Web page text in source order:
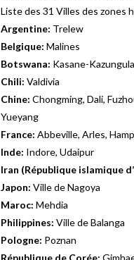
Liste des 31 Villes des zones
Argentine: Trelew
Belgique: Malines
Botswana: Kasane-
Chili: Valdivia
Chine: Chongming, Dali,
Yueyang
France: Abbeville, Arles,
Inde: Indore, Udaipur
Iran (République islamique
Japon: Ville de Nagoya
Maroc: Mehdia
Philippines: Ville de Balanga
Pologne: Poznan
République de Corée: